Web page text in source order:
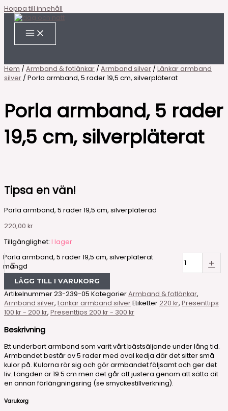
Hoppa till innehåll
Hem / Armband & fotlänkar / Armband silver / Länkar armband
silver / Porla armband, 5 rader 19,5 cm, silverpläterat
Porla armband, 5 rader
19,5 cm, silverpläterat
Tipsa en vän!
Porla armband, 5 rader 19,5 cm, silverpläterad
220,00 kr
Tillgänglighet: I lager
-
Porla armband, 5 rader 19,5 cm, silverpläterat
mängd
+
LÄGG TILL I VARUKORG
Artikelnummer23-239-05 KategorierArmband & fotlänkar,
Armband silver, Länkar armband silverEtiketter220 kr, Presenttips
100 kr - 200 kr, Presenttips 200 kr - 300 kr
Beskrivning
Ett underbart armband som varit vårt bästsäljande under lång tid.
Armbandet består av 5 rader med oval kedja där det sitter små
kulor på. Kulorna rör sig och gör armbandet följsamt och ger det
liv. Längden är 19.5 cm men det går att justera genom att sätta dit
en annan förlängningsring (se smyckestillverkning).
Varukorg